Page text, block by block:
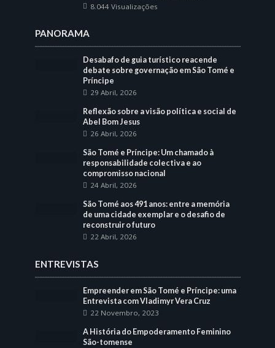
8.044 Visualizações
PANORAMA
Desabafo de guia turístico reacende
debate sobre governação em São Tomé e
Príncipe
29 Abril, 2026
Reflexão sobre a visão política e social de
Abel Bom Jesus
26 Abril, 2026
São Tomé e Príncipe: Um chamado à
responsabilidade colectiva e ao
compromisso nacional
24 Abril, 2026
São Tomé aos 491 anos: entre a memória
de uma cidade exemplar e o desafio de
reconstruir o futuro
22 Abril, 2026
ENTREVISTAS
Empreender em São Tomé e Príncipe: uma
Entrevista com Vladimyr Vera Cruz
22 Novembro, 2023
A História do Empoderamento Feminino
São-tomense